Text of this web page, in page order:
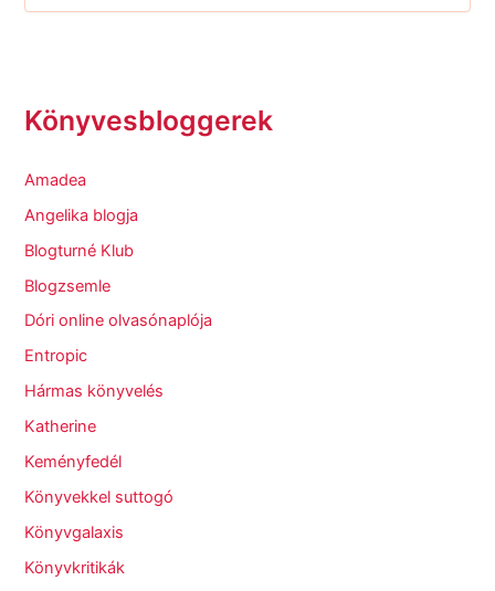
Könyvesbloggerek
Amadea
Angelika blogja
Blogturné Klub
Blogzsemle
Dóri online olvasónaplója
Entropic
Hármas könyvelés
Katherine
Keményfedél
Könyvekkel suttogó
Könyvgalaxis
Könyvkritikák